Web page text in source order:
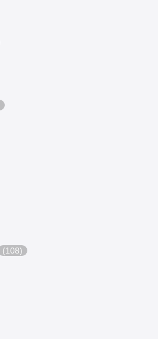
(108)